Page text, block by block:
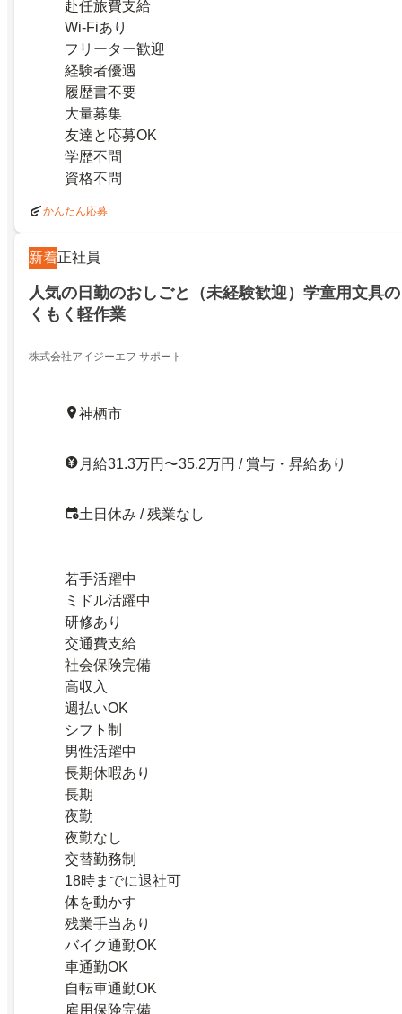
赴任旅費支給
Wi-Fiあり
フリーター歓迎
経験者優遇
履歴書不要
大量募集
友達と応募OK
学歴不問
資格不問
かんたん応募
新着正社員
人気の日勤のおしごと（未経験歓迎）学童用文具
くもく軽作業
株式会社アイジーエフ サポート
神栖市
月給31.3万円〜35.2万円 / 賞与・昇給あり
土日休み / 残業なし
若手活躍中
ミドル活躍中
研修あり
交通費支給
社会保険完備
高収入
週払いOK
シフト制
男性活躍中
長期休暇あり
長期
夜勤
夜勤なし
交替勤務制
18時までに退社可
体を動かす
残業手当あり
バイク通勤OK
車通勤OK
自転車通勤OK
雇用保険完備